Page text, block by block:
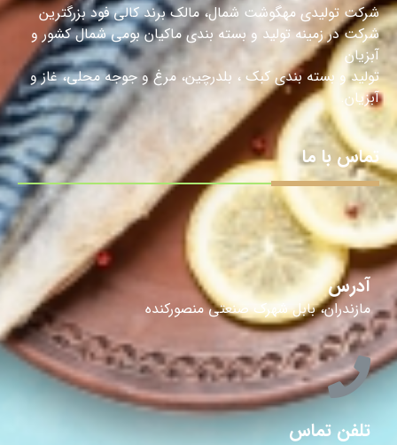
شرکت تولیدی مهگوشت شمال، مالک برند کالی فود بزرگترین
شرکت در زمینه تولید و بسته بندی ماکیان بومی شمال کشور و
آبزیان
تولید و بسته بندی کبک ، بلدرچین، مرغ و جوجه محلی، غاز و
آبزیان.
تماس با ما
آدرس
مازندران، بابل شهرک صنعتی منصورکنده
تلفن تماس